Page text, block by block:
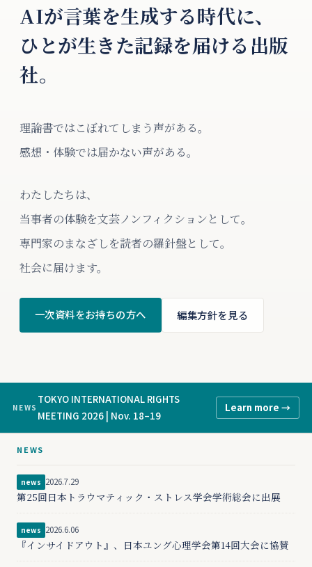
AIが言葉を生成する時代に、
ひとが生きた記録を届ける出版
社。
理論書ではこぼれてしまう声がある。
感想・体験では届かない声がある。
わたしたちは、
当事者の体験を文芸ノンフィクションとして。
専門家のまなざしを読者の羅針盤として。
社会に届けます。
一次資料をお持ちの方へ 編集方針を見る
NEWS
TOKYO INTERNATIONAL RIGHTS
MEETING 2026 | Nov. 18–19
Learn more →
NEWS
news 2026.7.29
第25回日本トラウマティック・ストレス学会学術総会に出展
news 2026.6.06
『インサイドアウト』、日本ユング心理学会第14回大会に協賛